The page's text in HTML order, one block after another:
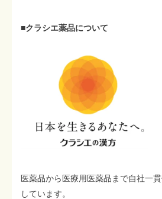
■クラシエ薬品について
医薬品から医療用医薬品まで自社一
しています。